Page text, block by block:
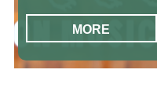
MORE